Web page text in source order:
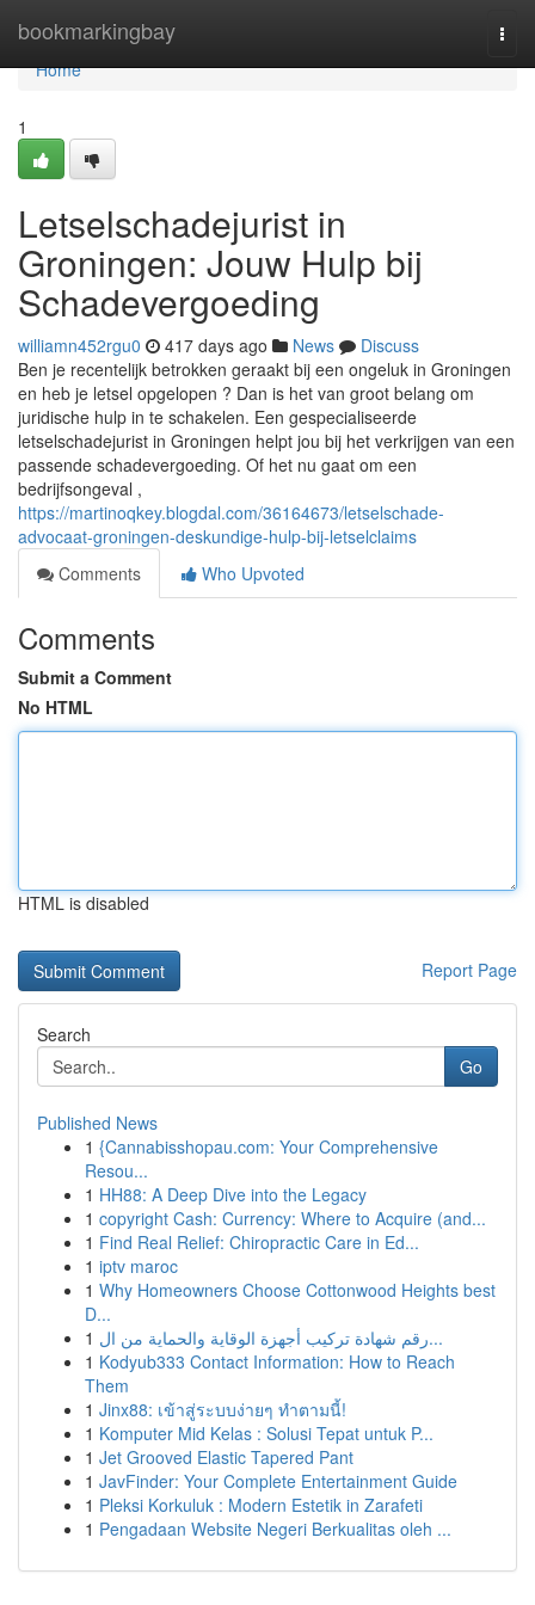
bookmarkingbay
Home
Home
1
Letselschadejurist in
Groningen: Jouw Hulp bij
Schadevergoeding
williamn452rgu0 417 days ago News
Discuss
Ben je recentelijk betrokken geraakt bij een ongeluk in Groningen
en heb je letsel opgelopen ? Dan is het van groot belang om
juridische hulp in te schakelen. Een gespecialiseerde
letselschadejurist in Groningen helpt jou bij het verkrijgen van een
passende schadevergoeding. Of het nu gaat om een
bedrijfsongeval ,
https://martinoqkey.blogdal.com/36164673/letselschade-
advocaat-groningen-deskundige-hulp-bij-letselclaims
Comments
Who Upvoted
Comments
Submit a Comment
No HTML
HTML is disabled
Report Page
Search
Go
Published News
1 {Cannabisshopau.com: Your Comprehensive
Resou...
1 HH88: A Deep Dive into the Legacy
1 copyright Cash: Currency: Where to Acquire (and...
1 Find Real Relief: Chiropractic Care in Ed...
1 iptv maroc
1 Why Homeowners Choose Cottonwood Heights best
D...
1
رقم شهادة تركيب أجهزة الوقاية والحماية من ال...
1 Kodyub333 Contact Information: How to Reach
Them
1 Jinx88: เข้าสู่ระบบง่ายๆ ทำตามนี้!
1 Komputer Mid Kelas : Solusi Tepat untuk P...
1 Jet Grooved Elastic Tapered Pant
1 JavFinder: Your Complete Entertainment Guide
1 Pleksi Korkuluk : Modern Estetik in Zarafeti
1 Pengadaan Website Negeri Berkualitas oleh ...